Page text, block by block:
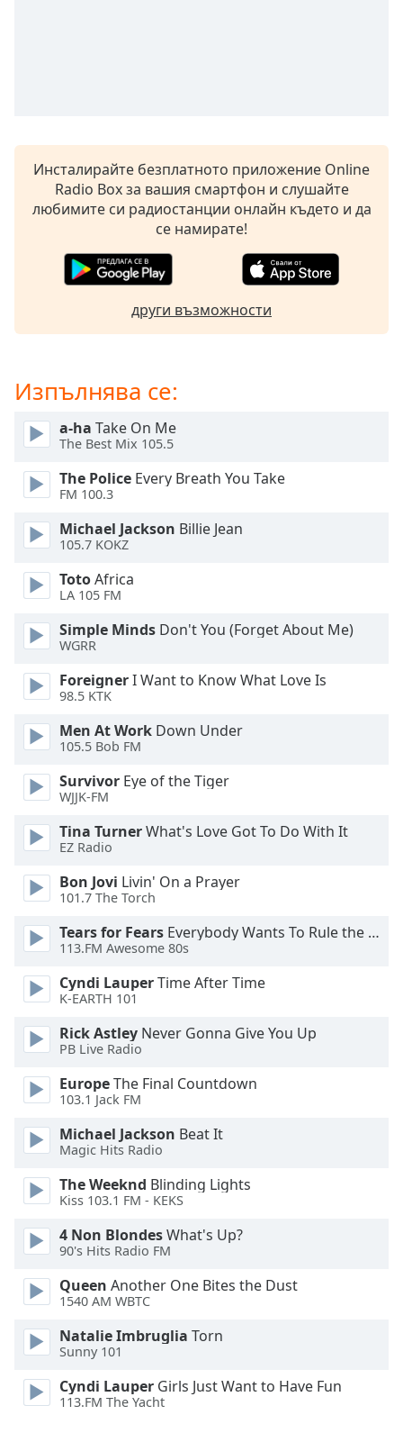
subtitles
settings
opens
subtitles
settings
subtitles
Audio
Picture-
in-
Fullscreen
This
window.
Beginning
window.
Escape
cancel
close
window.
Color
Opacity
Background
Color
Opacity
Caption
Area
Color
Opacity
Font
Edge
Style
Font
Инсталирайте безплатното приложение Online
Radio Box за вашия смартфон и слушайте
любимите си радиостанции онлайн където и да
се намирате!
други възможности
Изпълнява се:
a-ha Take On Me
The Best Mix 105.5
The Police Every Breath You Take
FM 100.3
Michael Jackson Billie Jean
105.7 KOKZ
TotoAfrica
LA 105 FM
Simple Minds Don't You (Forget About Me)
WGRR
ForeignerI Want to Know What Love Is
98.5 KTK
Men At Work Down Under
105.5 Bob FM
Survivor Eye of the Tiger
WJJK-FM
Tina TurnerWhat's Love Got To Do With It
EZ Radio
Bon Jovi Livin' On a Prayer
101.7 The Torch
Tears for Fears Everybody Wants To Rule the World
113.FM Awesome 80s
Cyndi LauperTime After Time
K-EARTH 101
Rick Astley Never Gonna Give You Up
PB Live Radio
EuropeThe Final Countdown
103.1 Jack FM
Michael Jackson Beat It
Magic Hits Radio
The Weeknd Blinding Lights
Kiss 103.1 FM - KEKS
4 Non BlondesWhat's Up?
90's Hits Radio FM
Queen Another One Bites the Dust
1540 AM WBTC
Natalie Imbruglia Torn
Sunny 101
Cyndi Lauper Girls Just Want to Have Fun
113.FM The Yacht